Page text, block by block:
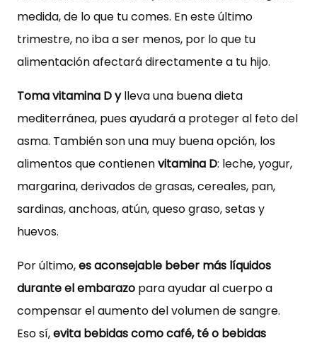
medida, de lo que tu comes. En este último
trimestre, no iba a ser menos, por lo que tu
alimentación afectará directamente a tu hijo.
Toma vitamina D ylleva una buena dieta
mediterránea, pues ayudará a proteger al feto del
asma. También son una muy buena opción, los
alimentos que contienenvitamina D: leche, yogur,
margarina, derivados de grasas, cereales, pan,
sardinas, anchoas, atún, queso graso, setas y
huevos.
Por último,es aconsejable beber más líquidos
durante el embarazo para ayudar al cuerpo a
compensar el aumento del volumen de sangre.
Eso sí,evita bebidas como café, té o bebidas